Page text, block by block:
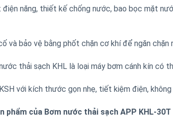
năng, thiết kế chống nước, bao bọc mặt
và bảo vệ bằng phốt chặn cơ khí để ngăn chặn
thải sạch KHL là loại máy bơm cánh kín có
với kích thước gọn nhẹ, tiết kiệm điện,
phẩm của Bơm nước thải sạch APP KHL-30T